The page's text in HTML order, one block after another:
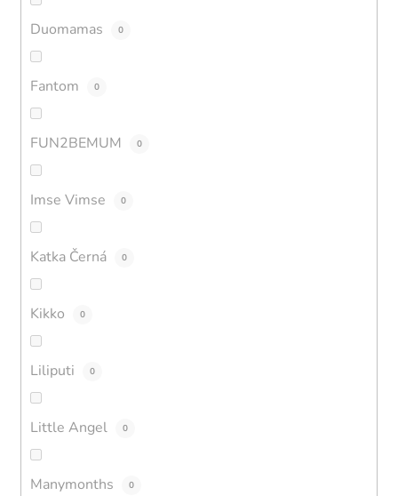
Duomamas 0
Fantom 0
FUN2BEMUM 0
Imse Vimse 0
Katka Černá 0
Kikko 0
Liliputi 0
Little Angel 0
Manymonths 0